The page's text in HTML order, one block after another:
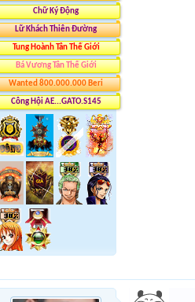
Chữ Ký Động
Lữ Khách Thiên Đường
Tung Hoành Tân Thế Giới
Bá Vương Tân Thế Giới
Wanted 800.000.000 Beri
Công Hội AE...GATO.S145